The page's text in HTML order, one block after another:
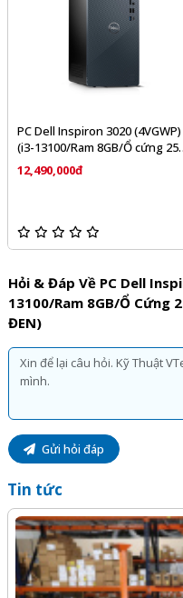
PC Dell Inspiron 3020 (4VGWP)
(i3-13100/Ram 8GB/Ổ cứng 256
SSD/KB+M/Office + Win 11/
ĐEN)
12,490,000đ
Hỏi & Đáp Về PC Dell
13100/Ram 8GB/Ổ Cứng
ĐEN)
Gửi hỏi đáp
Tin tức